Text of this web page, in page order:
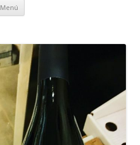
Menú Ir al contenido